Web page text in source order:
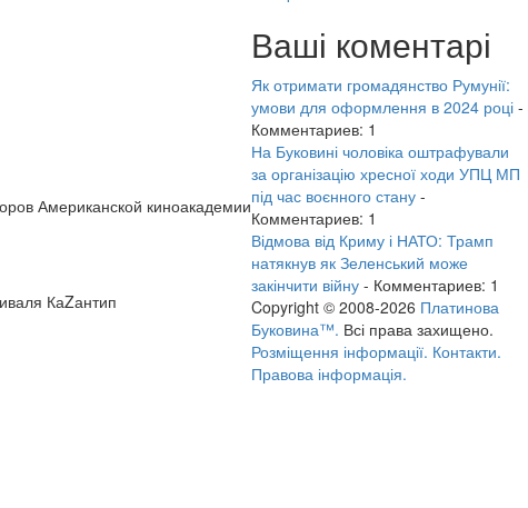
Американской киноакадемии
КаZантип
Ваші коментарі
Як отримати громадянство Румунії:
умови для оформлення в 2024 році -
Комментариев: 1
На Буковині чоловіка оштрафували
за організацію хресної ходи УПЦ МП
під час воєнного стану -
Комментариев: 1
Відмова від Криму і НАТО: Трамп
натякнув як Зеленський може
закінчити війну - Комментариев: 1
Copyright © 2008-2026 Платинова
Буковина™. Всі права захищено.
Розміщення інформації. Контакти.
Правова інформація.